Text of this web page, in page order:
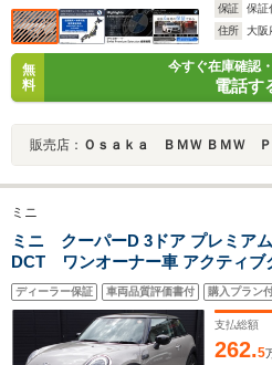
保証
保証
住所
大阪
無
料
今すぐ在庫確認
電話す
販売店： Ｏｓａｋａ ＢＭＷ ＢＭＷ Ｐｒｅｍｉ
ミニ
ミニ クーパーD 3ドア プレミア
DCT ワンオーナー車 アクティブ
ル リアカメラ&前後PDC フロ
ーキングアシスト ドライビング
TRIM LEDヘッドライト アンビ
古車
ディーラー保証 車両品質評価書付 購入プラン
支払総額
262.5